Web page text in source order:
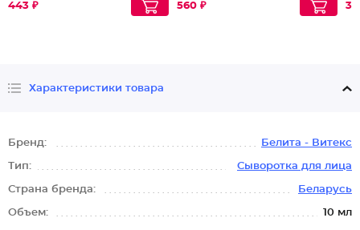
443 ₽
560 ₽
Характеристики товара
Бренд: Белита - Витекс
Тип: Сыворотка для лица
Страна бренда: Беларусь
Объем: 10 мл